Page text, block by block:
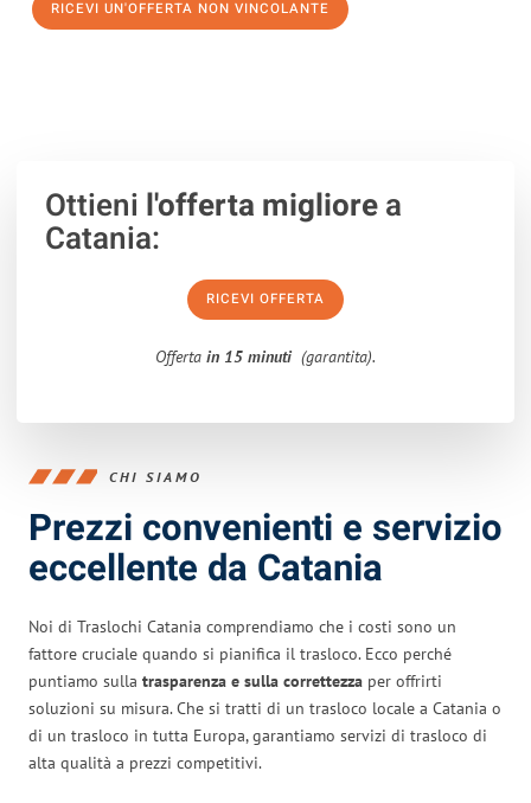
RICEVI UN'OFFERTA NON VINCOLANTE
Ottieni l'offerta migliorea
Catania:
RICEVI OFFERTA
Offerta in 15 minuti (garantita).
CHI SIAMO
Prezzi convenienti e servizio
eccellente da Catania
Noi di Traslochi Catania comprendiamo che i costi sono un
fattore cruciale quando si pianifica il trasloco. Ecco perché
puntiamo sulla trasparenza e sulla correttezza per offrirti
soluzioni su misura. Che si tratti di un trasloco locale a Catania o
di un trasloco in tutta Europa, garantiamo servizi di trasloco di
alta qualità a prezzi competitivi.